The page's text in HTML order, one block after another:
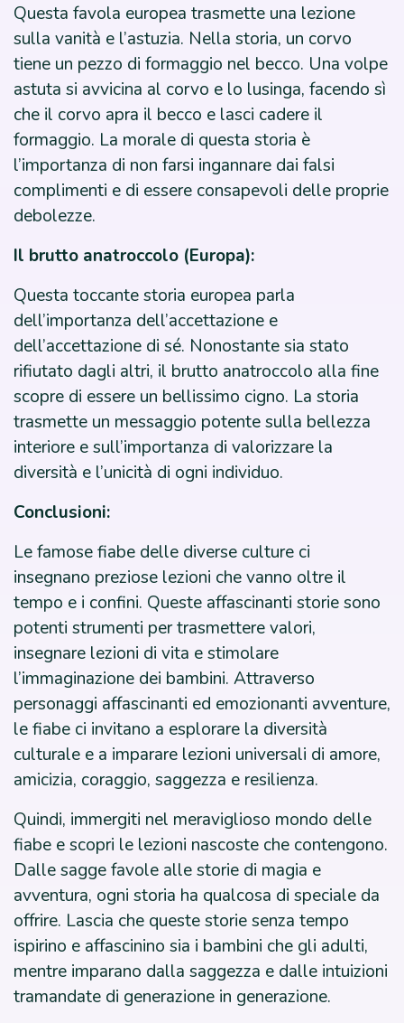
Questa favola europea trasmette una lezione
sulla vanità e l’astuzia. Nella storia, un corvo
tiene un pezzo di formaggio nel becco. Una volpe
astuta si avvicina al corvo e lo lusinga, facendo sì
che il corvo apra il becco e lasci cadere il
formaggio. La morale di questa storia è
l’importanza di non farsi ingannare dai falsi
complimenti e di essere consapevoli delle proprie
debolezze.
Il brutto anatroccolo (Europa):
Questa toccante storia europea parla
dell’importanza dell’accettazione e
dell’accettazione di sé. Nonostante sia stato
rifiutato dagli altri, il brutto anatroccolo alla fine
scopre di essere un bellissimo cigno. La storia
trasmette un messaggio potente sulla bellezza
interiore e sull’importanza di valorizzare la
diversità e l’unicità di ogni individuo.
Conclusioni:
Le famose fiabe delle diverse culture ci
insegnano preziose lezioni che vanno oltre il
tempo e i confini. Queste affascinanti storie sono
potenti strumenti per trasmettere valori,
insegnare lezioni di vita e stimolare
l’immaginazione dei bambini. Attraverso
personaggi affascinanti ed emozionanti avventure,
le fiabe ci invitano a esplorare la diversità
culturale e a imparare lezioni universali di amore,
amicizia, coraggio, saggezza e resilienza.
Quindi, immergiti nel meraviglioso mondo delle
fiabe e scopri le lezioni nascoste che contengono.
Dalle sagge favole alle storie di magia e
avventura, ogni storia ha qualcosa di speciale da
offrire. Lascia che queste storie senza tempo
ispirino e affascinino sia i bambini che gli adulti,
mentre imparano dalla saggezza e dalle intuizioni
tramandate di generazione in generazione.